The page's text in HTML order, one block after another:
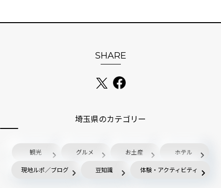
SHARE
埼玉県のカテゴリー
観光 グルメ お土産 ホテル
現地ルポ／ブログ 豆知識 体験・アクティビティ